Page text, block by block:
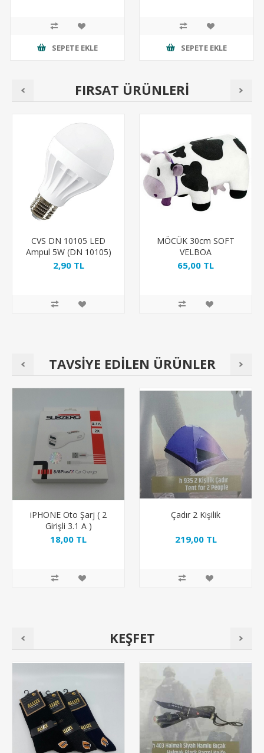
SEPETE EKLE SEPETE EKLE
FIRSAT ÜRÜNLERİ
CVS DN 10105 LED
Ampul 5W (DN 10105)
2,90 TL
MÖCÜK 30cm SOFT
VELBOA
65,00 TL
TAVSİYE EDİLEN ÜRÜNLER
iPHONE Oto Şarj ( 2
Girişli 3.1 A )
18,00 TL
Çadır 2 Kişilik
219,00 TL
KEŞFET